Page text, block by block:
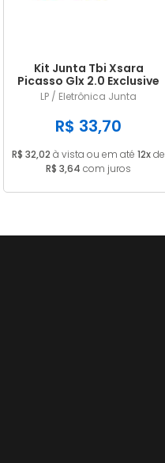
Kit Junta Tbi Xsara
Picasso Glx 2.0 Exclusive
2001/ Mpi
LP / Eletrônica Junta
R$ 33,70
R$ 32,02 à vista ou em até 12xde
R$ 3,64 com juros